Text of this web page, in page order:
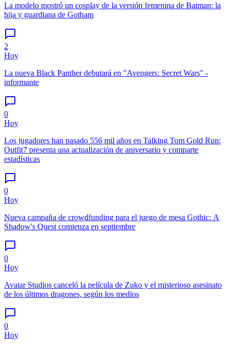
La modelo mostró un cosplay de la versión femenina de Batman: la
hija y guardiana de Gotham
2
Hoy
La nueva Black Panther debutará en "Avengers: Secret Wars" -
informante
0
Hoy
Los jugadores han pasado 556 mil años en Talking Tom Gold Run:
Outfit7 presenta una actualización de aniversario y comparte
estadísticas
0
Hoy
Nueva campaña de crowdfunding para el juego de mesa Gothic: A
Shadow's Quest comienza en septiembre
0
Hoy
Avatar Studios canceló la película de Zuko y el misterioso asesinato
de los últimos dragones, según los medios
0
Hoy